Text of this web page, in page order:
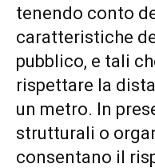
tenendo conto
caratteristiche
pubblico, e tali
rispettare la
un metro. In
strutturali o
consentano il